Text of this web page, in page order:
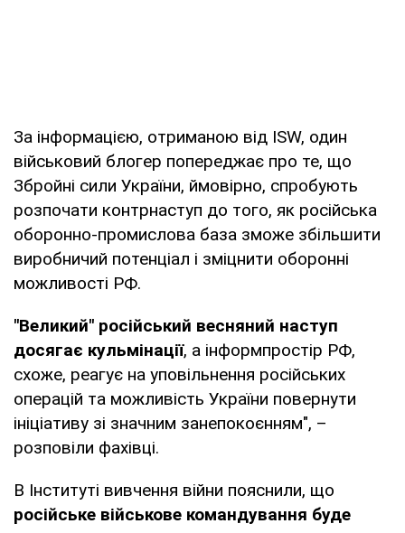
За інформацією, отриманою від ISW, один
військовий блогер попереджає про те, що
Збройні сили України, ймовірно, спробують
розпочати контрнаступ до того, як російська
оборонно-промислова база зможе збільшити
виробничий потенціал і зміцнити оборонні
можливості РФ.
"Великий" російський весняний наступ
досягає кульмінації, а інформпростір РФ,
схоже, реагує на уповільнення російських
операцій та можливість України повернути
ініціативу зі значним занепокоєнням", –
розповіли фахівці.
В Інституті вивчення війни пояснили, що
російське військове командування буде